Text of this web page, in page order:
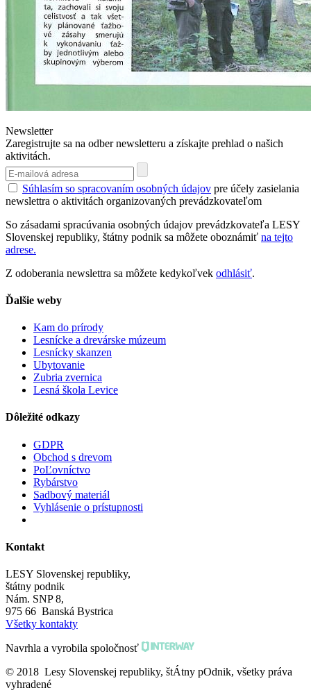
Newsletter
Zaregistrujte sa na odber newsletteru a získajte prehlad o našich
aktivitách.
Súhlasím so spracovaním osobných údajov pre účely zasielania
newslettra o aktivitách organizovaných prevádzkovateľom
So zásadami spracúvania osobných údajov prevádzkovateľa LESY
Slovenskej republiky, štátny podnik sa môžete oboznámiť na tejto
adrese.
Z odoberania newslettra sa môžete kedykoľvek odhlásiť.
Ďalšie weby
Kam do prírody
Lesnícke a drevárske múzeum
Lesnícky skanzen
Ubytovanie
Zubria zvernica
Lesná škola Levice
Dôležité odkazy
GDPR
Obchod s drevom
PoĽovníctvo
Rybárstvo
Sadbový materiál
Vyhlásenie o prístupnosti
Kontakt
LESY Slovenskej republiky,
štátny podnik
Nám. SNP 8,
975 66 Banská Bystrica
Všetky kontakty
Navrhla a vyrobila spoločnosť
© 2018 Lesy Slovenskej republiky, štÁtny pOdnik, všetky práva
vyhradené